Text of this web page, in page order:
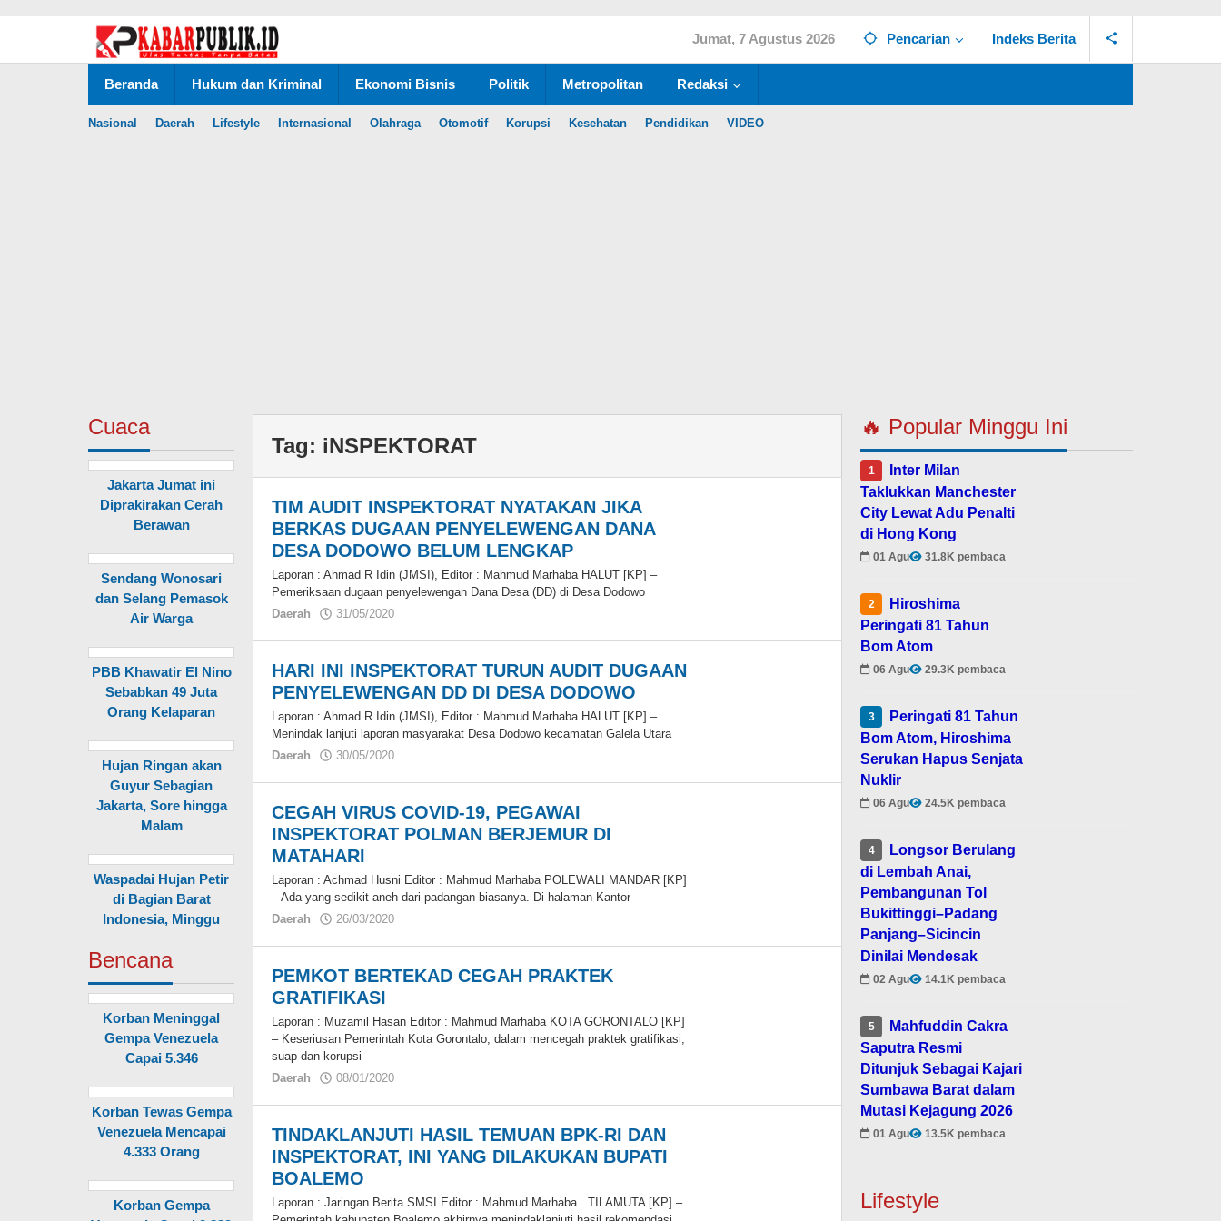
konten
Jumat, 7 Agustus 2026 Pencarian Indeks Berita
Beranda Hukum dan Kriminal Ekonomi Bisnis Politik Metropolitan Redaksi
Nasional Daerah Lifestyle Internasional Olahraga Otomotif Korupsi Kesehatan Pendidikan VIDEO
Cuaca
Jakarta Jumat ini
Diprakirakan Cerah
Berawan
Sendang Wonosari
dan Selang Pemasok
Air Warga
PBB Khawatir El Nino
Sebabkan 49 Juta
Orang Kelaparan
Hujan Ringan akan
Guyur Sebagian
Jakarta, Sore hingga
Malam
Waspadai Hujan Petir
di Bagian Barat
Indonesia, Minggu
Bencana
Korban Meninggal
Gempa Venezuela
Capai 5.346
Korban Tewas Gempa
Venezuela Mencapai
4.333 Orang
Korban Gempa
Tag: iNSPEKTORAT
TIM AUDIT INSPEKTORAT NYATAKAN JIKA
BERKAS DUGAAN PENYELEWENGAN DANA
DESA DODOWO BELUM LENGKAP
Laporan : Ahmad R Idin (JMSI), Editor : Mahmud Marhaba HALUT [KP] –
Pemeriksaan dugaan penyelewengan Dana Desa (DD) di Desa Dodowo
Daerah
31/05/2020
HARI INI INSPEKTORAT TURUN AUDIT DUGAAN
PENYELEWENGAN DD DI DESA DODOWO
Laporan : Ahmad R Idin (JMSI), Editor : Mahmud Marhaba HALUT [KP] –
Menindak lanjuti laporan masyarakat Desa Dodowo kecamatan Galela Utara
Daerah
30/05/2020
CEGAH VIRUS COVID-19, PEGAWAI
INSPEKTORAT POLMAN BERJEMUR DI
MATAHARI
Laporan : Achmad Husni Editor : Mahmud Marhaba POLEWALI MANDAR [KP]
– Ada yang sedikit aneh dari padangan biasanya. Di halaman Kantor
Daerah
26/03/2020
PEMKOT BERTEKAD CEGAH PRAKTEK
GRATIFIKASI
Laporan : Muzamil Hasan Editor : Mahmud Marhaba KOTA GORONTALO [KP]
– Keseriusan Pemerintah Kota Gorontalo, dalam mencegah praktek gratifikasi,
suap dan korupsi
Daerah
08/01/2020
TINDAKLANJUTI HASIL TEMUAN BPK-RI DAN
INSPEKTORAT, INI YANG DILAKUKAN BUPATI
BOALEMO
Laporan : Jaringan Berita SMSI Editor : Mahmud Marhaba TILAMUTA [KP] –
🔥 Popular Minggu Ini
1
Inter Milan
Taklukkan Manchester
City Lewat Adu Penalti
di Hong Kong
01 Agu 31.8K pembaca
2
Hiroshima
Peringati 81 Tahun
Bom Atom
06 Agu 29.3K pembaca
3
Peringati 81 Tahun
Bom Atom, Hiroshima
Serukan Hapus Senjata
Nuklir
06 Agu 24.5K pembaca
4
Longsor Berulang
di Lembah Anai,
Pembangunan Tol
Bukittinggi–Padang
Panjang–Sicincin
Dinilai Mendesak
02 Agu 14.1K pembaca
5
Mahfuddin Cakra
Saputra Resmi
Ditunjuk Sebagai Kajari
Sumbawa Barat dalam
Mutasi Kejagung 2026
01 Agu 13.5K pembaca
Lifestyle